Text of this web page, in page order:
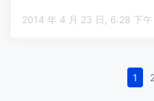
2014 年 4 月 23 日, 6:28 下午
1